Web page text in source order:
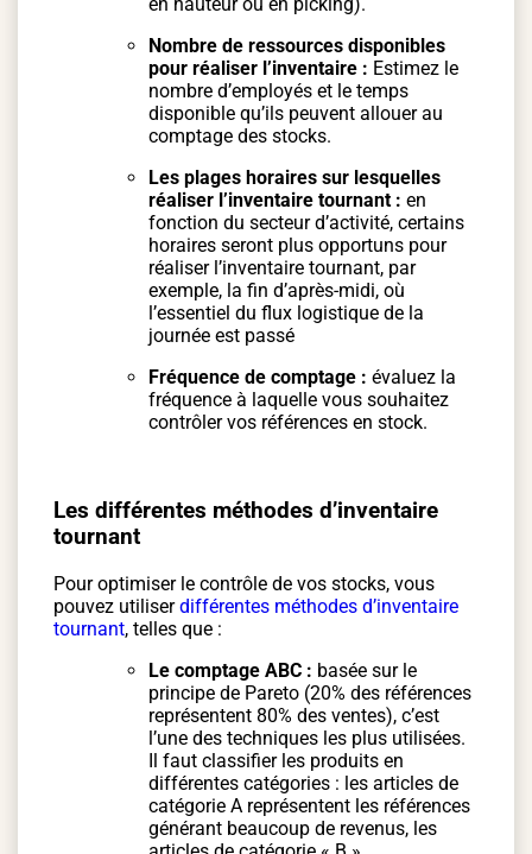
Nombre de ressources disponibles
pour réaliser l’inventaire : Estimez le
nombre d’employés et le temps
disponible qu’ils peuvent allouer au
comptage des stocks.
Les plages horaires sur lesquelles
réaliser l’inventaire tournant : en
fonction du secteur d’activité, certains
horaires seront plus opportuns pour
réaliser l’inventaire tournant, par
exemple, la fin d’après-midi, où
l’essentiel du flux logistique de la
journée est passé
Fréquence de comptage : évaluez la
fréquence à laquelle vous souhaitez
contrôler vos références en stock.
Les différentes méthodes d’inventaire
tournant
Pour optimiser le contrôle de vos stocks, vous
pouvez utiliserdifférentes méthodes d’inventaire
tournant, telles que :
Le comptage ABC : basée sur le
principe de Pareto (20% des références
représentent 80% des ventes), c’est
l’une des techniques les plus utilisées.
Il faut classifier les produits en
différentes catégories : les articles de
catégorie A représentent les références
générant beaucoup de revenus, les